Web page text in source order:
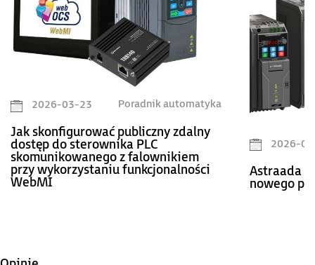
Poradnik automatyka
2026-03-23
Jak skonfigurować publiczny zdalny
dostęp do sterownika PLC
skomunikowanego z falownikiem
przy wykorzystaniu funkcjonalności
WebMI
2026-
Astraada
nowego